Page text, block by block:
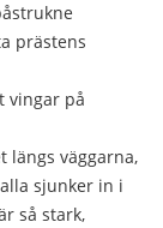
prästens
vingar på
längs väggarna,
sjunker in i
så stark,